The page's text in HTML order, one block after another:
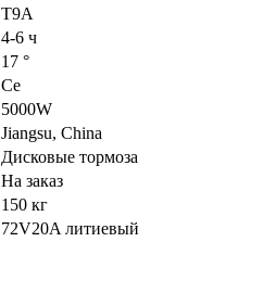
T9A
4-6 ч
17 °
Ce
5000W
Jiangsu, China
Дисковые тормоза
На заказ
150 кг
72V20A литиевый